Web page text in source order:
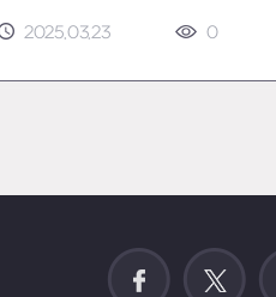
2025.03.23 0